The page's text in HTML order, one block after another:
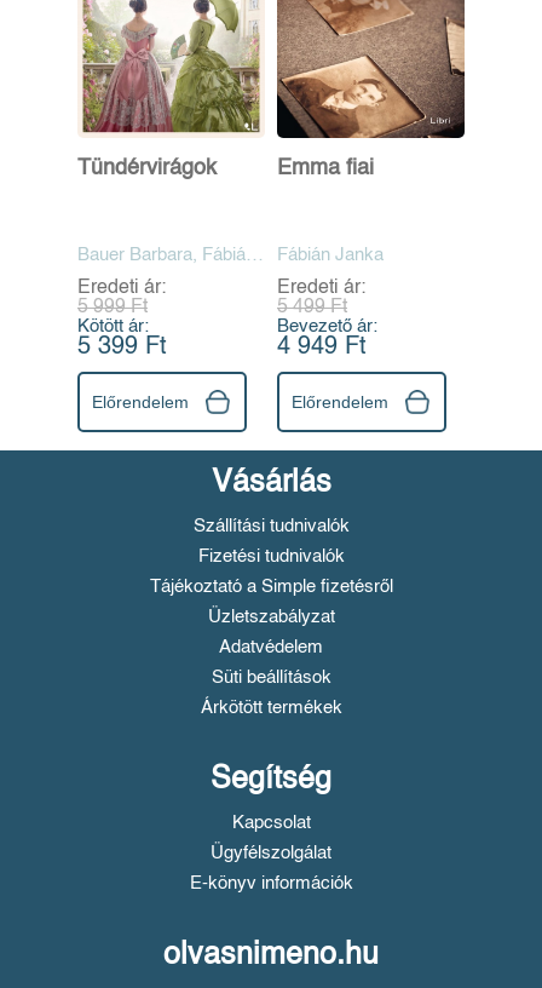
Tündérvirágok
Bauer Barbara, Fábián
Janka
Eredeti ár:
5 999 Ft
Kötött ár:
5 399 Ft
Előrendelem
Emma fiai
Fábián Janka
Eredeti ár:
5 499 Ft
Bevezető ár:
4 949 Ft
Előrendelem
Vásárlás
Szállítási tudnivalók
Fizetési tudnivalók
Tájékoztató a Simple fizetésről
Üzletszabályzat
Adatvédelem
Süti beállítások
Árkötött termékek
Segítség
Kapcsolat
Ügyfélszolgálat
E-könyv információk
olvasnimeno.hu